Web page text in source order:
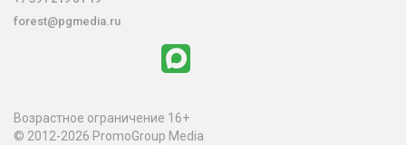
forest@pgmedia.ru
Возрастное ограничение 16+
© 2012-2026 PromoGroup Media